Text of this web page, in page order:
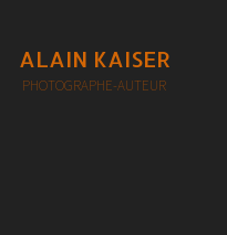
ALAIN KAISER
PHOTOGRAPHE-AUTEUR